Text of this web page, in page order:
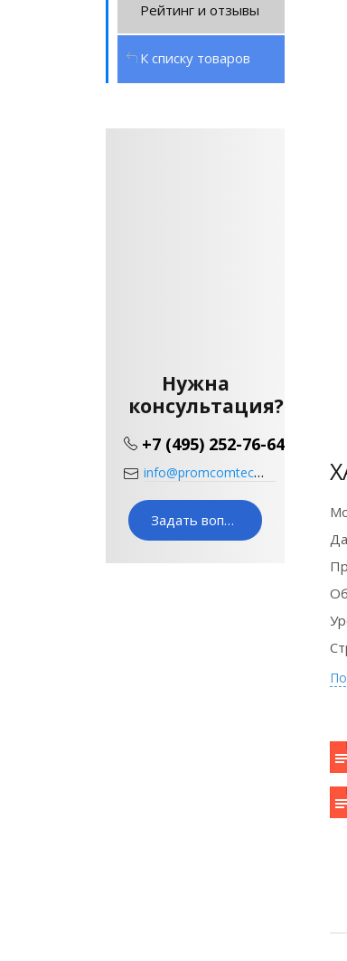
Рейтинг и отзывы
К списку товаров
Нужна
консультация?
+7 (495) 252-76-64
info@promcomtech.ru
Задать вопрос